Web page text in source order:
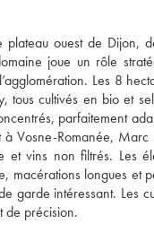
ouest de Dijon,
joue un rôle
Les 8
tous cultivés en bio et
parfaitement
Vosne-Romanée, Marc
et vins non filtrés. Les
macérations longues et
garde intéressant. Les
de précision.